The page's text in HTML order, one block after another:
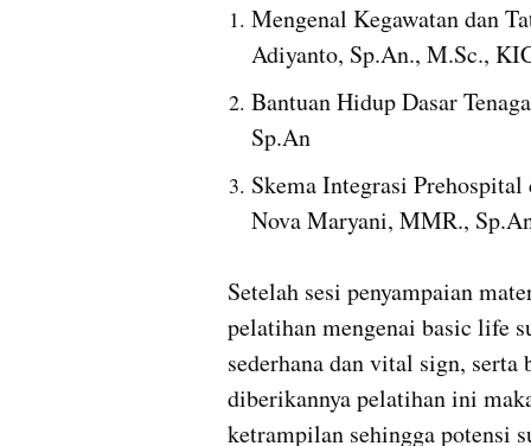
Mengenal Kegawatan dan
Adiyanto, Sp.An., M.Sc.,
Bantuan Hidup Dasar
Sp.An
Skema Integrasi
Nova Maryani, MMR.,
Setelah sesi penyampaian
pelatihan mengenai basic life
sederhana dan vital sign, serta
diberikannya pelatihan ini
ketrampilan sehingga potensi